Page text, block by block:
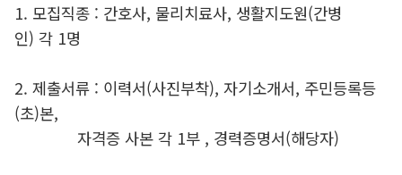
1. 모집직종 : 간호사, 물리치료사, 생활지도원(간병
인) 각 1명
2. 제출서류 : 이력서(사진부착), 자기소개서, 주민등록등
(초)본,
자격증 사본 각 1부 , 경력증명서(해당자)